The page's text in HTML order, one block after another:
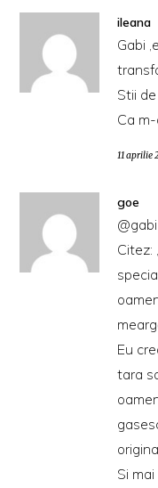
ileana
Gabi
Stii
Ca
11 aprilie
goe
@gabi
Citez:
Eu
tara
Si